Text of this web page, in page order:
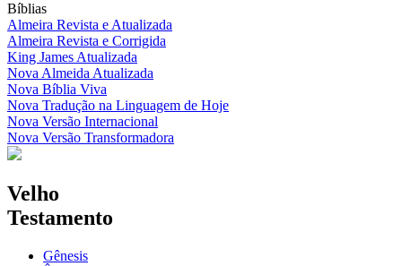
Bíblias
Almeira Revista e Atualizada
Almeira Revista e Corrigida
King James Atualizada
Nova Almeida Atualizada
Nova Bíblia Viva
Nova Tradução na Linguagem de Hoje
Nova Versão Internacional
Nova Versão Transformadora
Velho
Testamento
Gênesis